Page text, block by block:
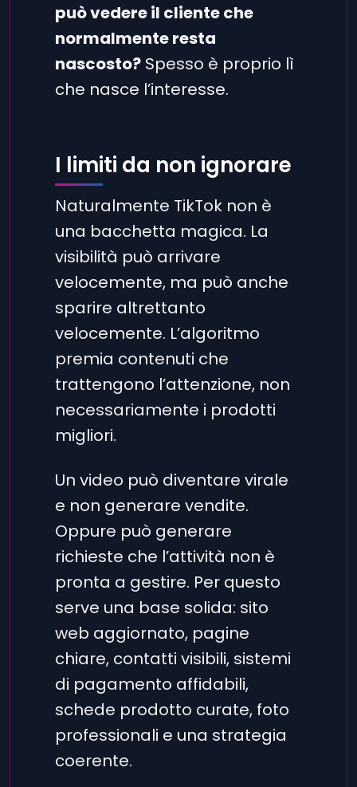
può vedere il cliente che
normalmente resta
nascosto? Spesso è proprio lì
che nasce l’interesse.
I limiti da non ignorare
Naturalmente TikTok non è
una bacchetta magica. La
visibilità può arrivare
velocemente, ma può anche
sparire altrettanto
velocemente. L’algoritmo
premia contenuti che
trattengono l’attenzione, non
necessariamente i prodotti
migliori.
Un video può diventare virale
e non generare vendite.
Oppure può generare
richieste che l’attività non è
pronta a gestire. Per questo
serve una base solida: sito
web aggiornato, pagine
chiare, contatti visibili, sistemi
di pagamento affidabili,
schede prodotto curate, foto
professionali e una strategia
coerente.